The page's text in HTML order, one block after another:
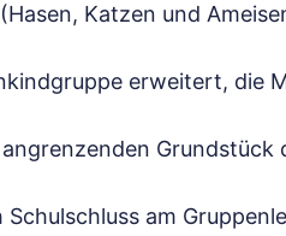
Katzen und
erweitert, die
Grundstück
am